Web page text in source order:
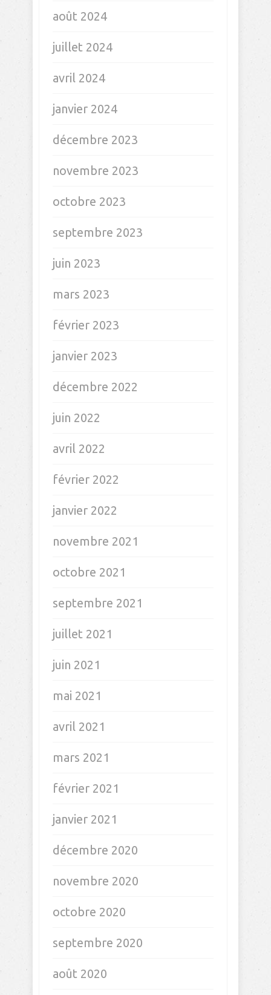
août 2024
juillet 2024
avril 2024
janvier 2024
décembre 2023
novembre 2023
octobre 2023
septembre 2023
juin 2023
mars 2023
février 2023
janvier 2023
décembre 2022
juin 2022
avril 2022
février 2022
janvier 2022
novembre 2021
octobre 2021
septembre 2021
juillet 2021
juin 2021
mai 2021
avril 2021
mars 2021
février 2021
janvier 2021
décembre 2020
novembre 2020
octobre 2020
septembre 2020
août 2020